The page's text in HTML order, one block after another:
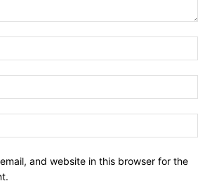
and website in this browser for the